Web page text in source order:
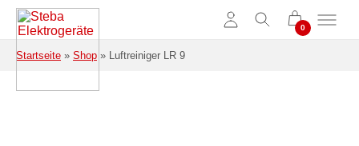
Zum Hauptinhalt springen
Startseite » Shop » Luftreiniger LR 9